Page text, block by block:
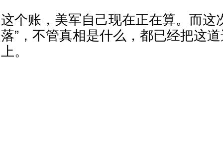
这个账，美军自己现在正在算。而这
落”，不管真相是什么，都已经把这
上。